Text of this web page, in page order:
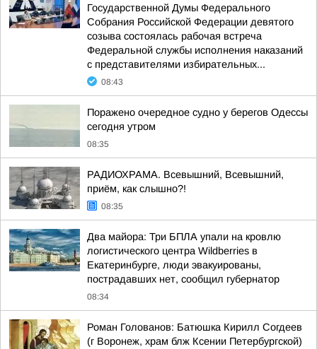
Государственной Думы Федерального
Собрания Российской Федерации девятого
созыва состоялась рабочая встреча
Федеральной службы исполнения наказаний
с представителями избирательных...
08:43
Поражено очередное судно у берегов Одессы
сегодня утром
08:35
РАДИОХРАМА. Всевышний, Всевышний,
приём, как слышно?!
08:35
Два майора: Три БПЛА упали на кровлю
логистического центра Wildberries в
Екатеринбурге, люди эвакуированы,
пострадавших нет, сообщил губернатор
08:34
Роман Голованов: Батюшка Кирилл Согдеев
(г Воронеж, храм блж Ксении Петербургской)